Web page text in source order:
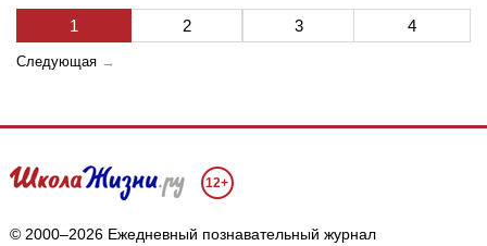
1 2 3 4
Следующая →
12+
© 2000–2026 Ежедневный познавательный журнал